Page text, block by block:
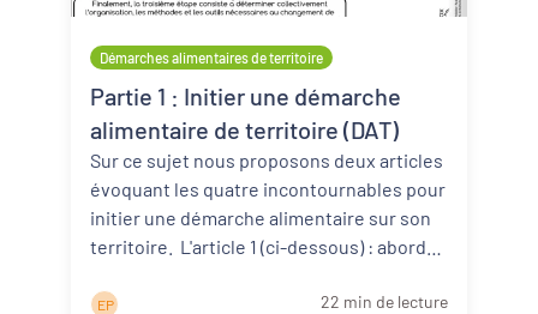
Démarches alimentaires de territoire
Partie 1 : Initier une démarche
alimentaire de territoire (DAT)
Sur ce sujet nous proposons deux articles
évoquant les quatre incontournables pour
initier une démarche alimentaire sur son
territoire. L'article 1 (ci-dessous) : aborde
E P
22 min de lecture